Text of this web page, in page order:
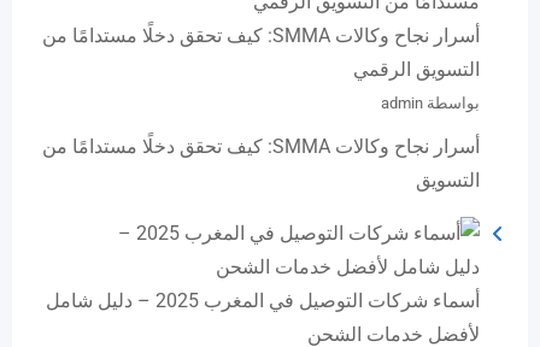
أسرار نجاح وكالات SMMA: كيف تحقق دخلًا مستدامًا من
التسويق الرقمي
بواسطة admin
أسرار نجاح وكالات SMMA: كيف تحقق دخلًا مستدامًا من
التسويق
أسماء شركات التوصيل في المغرب 2025 – دليل شامل
لأفضل خدمات الشحن